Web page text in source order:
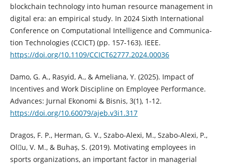
blockchain technology into human resource management in
digital era: an empirical study. In 2024 Sixth International
Conference on Computational Intelligence and Communica-
tion Technologies (CCICT) (pp. 157-163). IEEE.
https://doi.org/10.1109/CCICT62777.2024.00036
Damo, G. A., Rasyid, A., & Ameliana, Y. (2025). Impact of
Incentives and Work Discipline on Employee Performance.
Advances: Jurnal Ekonomi & Bisnis, 3(1), 1-12.
https://doi.org/10.60079/ajeb.v3i1.317
Dragos, F. P., Herman, G. V., Szabo-Alexi, M., Szabo-Alexi, P.,
Olu, V. M., & Buhaș, S. (2019). Motivating employees in
sports organizations, an important factor in managerial